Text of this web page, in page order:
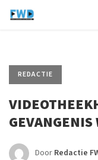
REDACTIE
Door Redactie